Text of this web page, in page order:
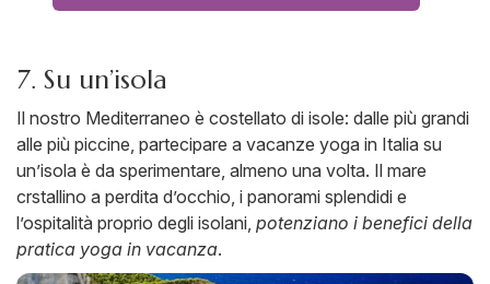
7. Su un’isola
Il nostro Mediterraneo è costellato di isole: dalle più grandi
alle più piccine, partecipare a vacanze yoga in Italia su
un’isola è da sperimentare, almeno una volta. Il mare
crstallino a perdita d’occhio, i panorami splendidi e
l’ospitalità proprio degli isolani, potenziano i benefici della
pratica yoga in vacanza.